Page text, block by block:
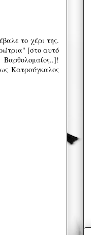
το χέρι της.
[στο αυτό
Κατρούγκαλος